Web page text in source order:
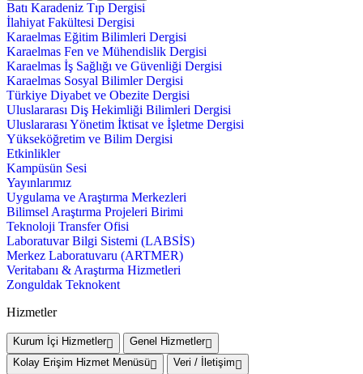
Batı Karadeniz Tıp Dergisi
İlahiyat Fakültesi Dergisi
Karaelmas Eğitim Bilimleri Dergisi
Karaelmas Fen ve Mühendislik Dergisi
Karaelmas İş Sağlığı ve Güvenliği Dergisi
Karaelmas Sosyal Bilimler Dergisi
Türkiye Diyabet ve Obezite Dergisi
Uluslararası Diş Hekimliği Bilimleri Dergisi
Uluslararası Yönetim İktisat ve İşletme Dergisi
Yükseköğretim ve Bilim Dergisi
Etkinlikler
Kampüsün Sesi
Yayınlarımız
Uygulama ve Araştırma Merkezleri
Bilimsel Araştırma Projeleri Birimi
Teknoloji Transfer Ofisi
Laboratuvar Bilgi Sistemi (LABSİS)
Merkez Laboratuvaru (ARTMER)
Veritabanı & Araştırma Hizmetleri
Zonguldak Teknokent
Hizmetler
Kurum İçi Hizmetler
Genel Hizmetler
Kolay Erişim Hizmet Menüsü
Veri / İletişim